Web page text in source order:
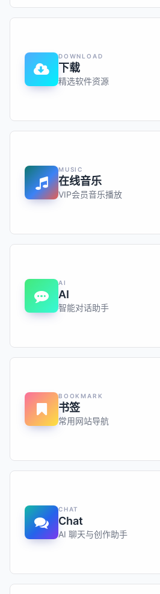
DOWNLOAD
下载
精选软件资源
MUSIC
在线音乐
VIP会员音乐播放
AI
AI
智能对话助手
BOOKMARK
书签
常用网站导航
CHAT
Chat
AI 聊天与创作助手